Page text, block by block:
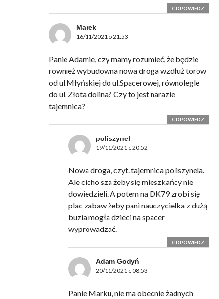
ODPOWIEDZ
Marek
16/11/2021 o 21:53
Panie Adamie, czy mamy rozumieć, że będzie
również wybudowna nowa droga wzdłuż torów
od ul.Młyńskiej do ul.Spacerowej, równolegle
do ul. Złota dolina? Czy to jest narazie
tajemnica?
ODPOWIEDZ
poliszynel
19/11/2021 o 20:52
Nowa droga, czyt. tajemnica poliszynela.
Ale cicho sza żeby się mieszkańcy nie
dowiedzieli. A potem na DK79 zrobi się
plac zabaw żeby pani nauczycielka z dużą
buzia mogła dzieci na spacer
wyprowadzać.
ODPOWIEDZ
Adam Godyń
20/11/2021 o 08:53
Panie Marku, nie ma obecnie żadnych